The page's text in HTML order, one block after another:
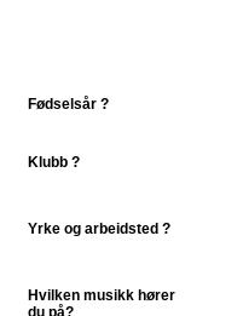
Fødselsår ?
Klubb ?
Yrke og arbeidsted ?
Hvilken musikk hører
du på?